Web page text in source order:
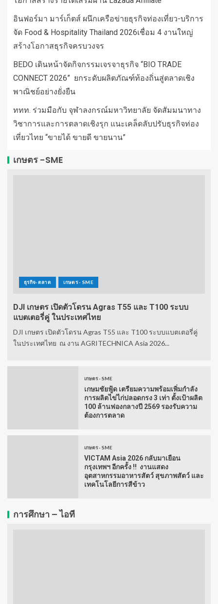
อินฟอร์มา มาร์เก็ตส์ ผนึกเครือข่ายธุรกิจท่องเที่ยว-บริการ
จัด Food & Hospitality Thailand 2026เชื่อม 4 งานใหญ่
สร้างโอกาสธุรกิจครบวงจร
BEDO เดินหน้าจัดกิจกรรมเจรจาธุรกิจ “BIO TRADE
CONNECT 2026” ยกระดับผลิตภัณฑ์ท้องถิ่นสู่ตลาดเชิง
พาณิชย์อย่างยั่งยืน
ททท. ร่วมมือกับ จุฬาลงกรณ์มหาวิทยาลัย จัดสัมมนาทาง
วิชาการและการตลาดเชิงรุก แนะเคล็ดลับปรับธุรกิจท่อง
เที่ยวไทย “ขายได้ ขายดี ขายนาน”
เกษตร -SME
ธุรกิจ-ตลาด เกษตร - SME
DJI เกษตร เปิดตัวโดรน Agras T55 และ T100 ระบบ
แบตเตอรี่คู่ ในประเทศไทย
DJI เกษตร เปิดตัวโดรน Agras T55 และ T100 ระบบแบตเตอรี่คู่
ในประเทศไทย ณ งาน AGRITECHNICA Asia 2026...
เกษตร - SME
เกษมชัยฟู้ด เตรียมความพร้อมเพิ่มกำลัง
การผลิตไข่ไก่ปลอดกรง 3 เท่า ตั้งเป้าผลิต
100 ล้านฟองกลางปี 2569 รองรับความ
ต้องการตลาด
เกษตร - SME
VICTAM Asia 2026 กลับมาเยือน
กรุงเทพฯ อีกครั้ง !! งานแสดง
อุตสาหกรรมอาหารสัตว์ สุขภาพสัตว์ และ
เทคโนโลยีการสีข้าว
การศึกษา – ไอที